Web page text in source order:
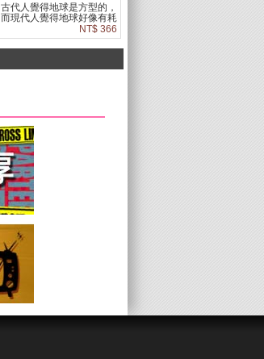
古代人覺得地球是方型的，
而現代人覺得地球好像有耗
竭不盡的資源，而未來的人
會覺得地球是怎樣的呢? 古
代人、現代人、未來人、但
NT$ 366